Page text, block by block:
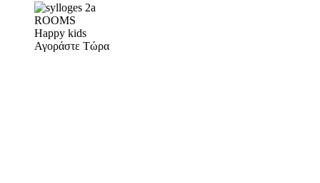
ROOMS
Happy kids
Αγοράστε Τώρα